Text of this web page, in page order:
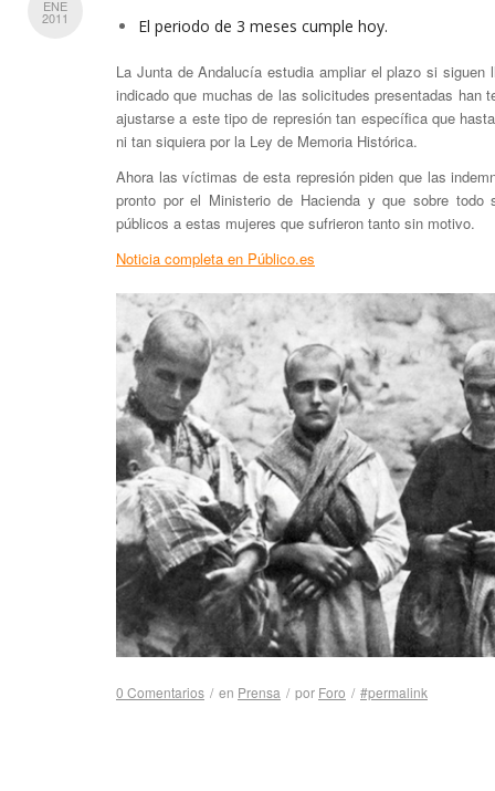
ENE
2011 El periodo de 3 meses cumple hoy.
La Junta de Andalucía estudia ampliar el plazo si siguen
indicado que muchas de las solicitudes presentadas han
ajustarse a este tipo de represión tan específica que
ni tan siquiera por la Ley de Memoria Histórica.
Ahora las víctimas de esta represión piden que las
pronto por el Ministerio de Hacienda y que sobre todo
públicos a estas mujeres que sufrieron tanto sin motivo.
Noticia completa en Público.es
0 Comentarios / en Prensa / por Foro / #permalink